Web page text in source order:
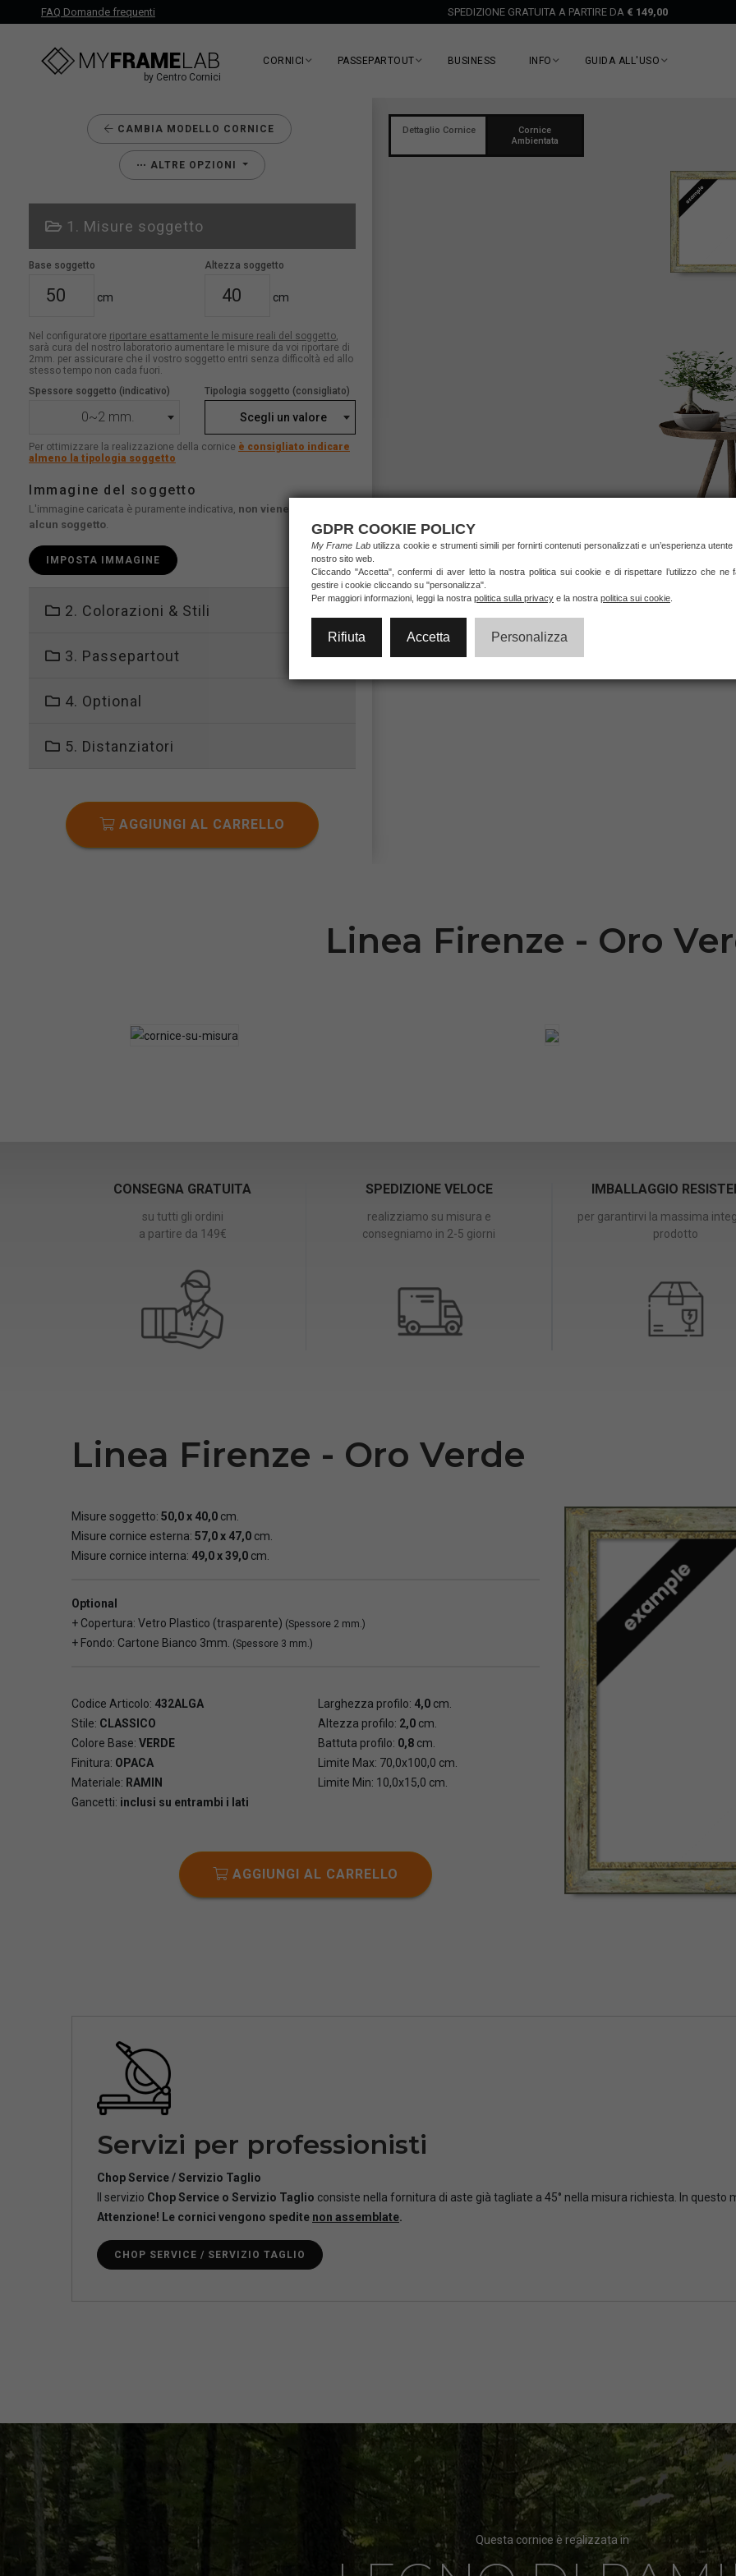
FAQ Domande frequenti SPEDIZIONE GRATUITA A PARTIRE DA € 149,00
by Centro Cornici
CORNICI PASSEPARTOUT BUSINESS INFO GUIDA ALL'USO
CAMBIA MODELLO CORNICE
ALTRE OPZIONI
1. Misure soggetto
Base soggetto
cm
Altezza soggetto
cm
Nel configuratore riportare esattamente le misure reali del soggetto,
sarà cura del nostro laboratorio aumentare le misure da voi riportare di
2mm. per assicurare che il vostro soggetto entri senza difficoltà ed allo
stesso tempo non cada fuori.
Spessore soggetto (indicativo)
0~2 mm.
Tipologia soggetto (consigliato)
Scegli un valore
Per ottimizzare la realizzazione della cornice è consigliato indicare
almeno la tipologia soggetto
Immagine del soggetto
L'immagine caricata è puramente indicativa, non viene stampato
alcun soggetto.
IMPOSTA IMMAGINE
2. Colorazioni & Stili
3. Passepartout
4. Optional
5. Distanziatori
AGGIUNGI AL CARRELLO
Dettaglio Cornice
Cornice
Ambientata
Linea Firenze - Oro
CONSEGNA GRATUITA
su tutti gli ordini
a partire da 149€
SPEDIZIONE VELOCE
realizziamo su misura e
consegniamo in 2-5 giorni
IMBALLAGGIO
per garantirvi la massima
prodotto
Linea Firenze - Oro Verde
Misure soggetto: 50,0 x 40,0 cm.
Misure cornice esterna: 57,0 x 47,0 cm.
Misure cornice interna: 49,0 x 39,0 cm.
Optional
+ Copertura: Vetro Plastico (trasparente) (Spessore 2 mm.)
+ Fondo: Cartone Bianco 3mm. (Spessore 3 mm.)
Codice Articolo: 432ALGA
Stile: CLASSICO
Colore Base: VERDE
Finitura: OPACA
Materiale: RAMIN
Gancetti: inclusi su entrambi i lati
Larghezza profilo: 4,0 cm.
Altezza profilo: 2,0 cm.
Battuta profilo: 0,8 cm.
Limite Max: 70,0x100,0 cm.
Limite Min: 10,0x15,0 cm.
AGGIUNGI AL CARRELLO
Servizi per professionisti
Chop Service / Servizio Taglio
Il servizio Chop Service o Servizio Taglio consiste nella fornitura di aste già tagliate a 45° nella misura richiesta. In questo
Attenzione! Le cornici vengono spedite non assemblate.
CHOP SERVICE / SERVIZIO TAGLIO
Questa cornice è realizzata in
GDPR COOKIE POLICY
My Frame Labutilizza cookie e strumenti simili per fornirti contenuti personalizzati e un’esperienza utente
nostro sito web.
Cliccando "Accetta", confermi di aver letto la nostra politica sui cookie e di rispettare l’utilizzo che ne
gestire i cookie cliccando su "personalizza".
Per maggiori informazioni, leggi la nostra politica sulla privacy e la nostra politica sui cookie
Rifiuta Accetta Personalizza